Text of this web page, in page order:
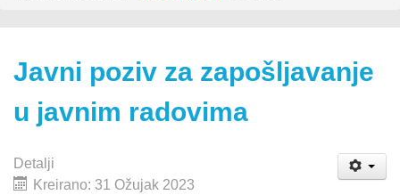
Javni poziv za zapošljavanje
u javnim radovima
Detalji
Kreirano: 31 Ožujak 2023